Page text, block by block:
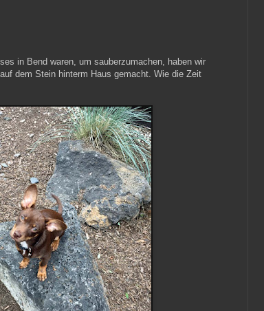
in Bend waren, um sauberzumachen, haben wir
dem Stein hinterm Haus gemacht. Wie die Zeit